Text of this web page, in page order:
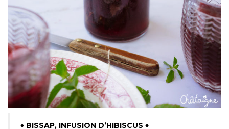
♦ BISSAP, INFUSION D’HIBISCUS ♦